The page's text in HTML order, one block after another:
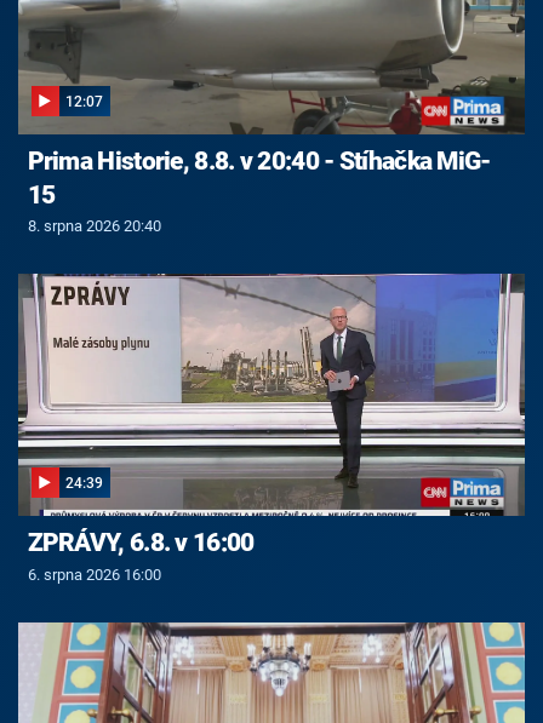
12:07
Prima Historie, 8.8. v 20:40 - Stíhačka MiG-
15
8. srpna 2026 20:40
24:39
ZPRÁVY, 6.8. v 16:00
6. srpna 2026 16:00